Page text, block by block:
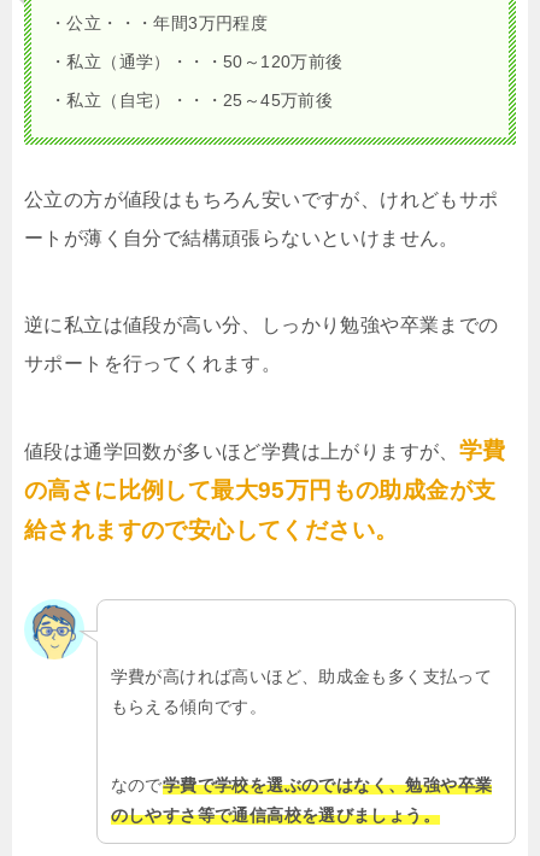
・公立・・・年間3万円程度
・私立（通学）・・・50～120万前後
・私立（自宅）・・・25～45万前後
公立の方が値段はもちろん安いですが、けれどもサポ
ートが薄く自分で結構頑張らないといけません。
逆に私立は値段が高い分、しっかり勉強や卒業までの
サポートを行ってくれます。
値段は通学回数が多いほど学費は上がりますが、 学費
の高さに比例して最大95万円もの助成金が支
給されますので安心してください。
学費が高ければ高いほど、助成金も多く支払って
もらえる傾向です。
なので学費で学校を選ぶのではなく、勉強や卒業
のしやすさ等で通信高校を選びましょう。